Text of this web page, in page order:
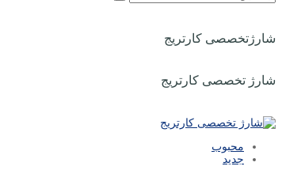
شارژتخصصی کارتریج
شارژ تخصصی کارتریج
محبوب
جدید